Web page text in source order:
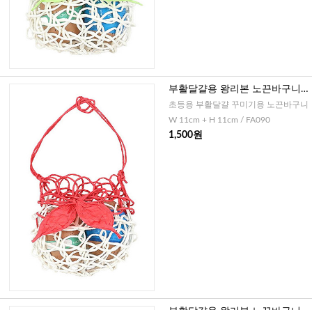
부활달걀용 왕리본 노끈바구니-
레드화이트
초등용 부활달걀 꾸미기용 노끈바구니
W 11cm + H 11cm / FA090
1,500원